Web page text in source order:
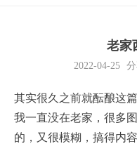
老家
2022-04-25
其实很久之前就酝酿这
我一直没在老家，很多
的，又很模糊，搞得内